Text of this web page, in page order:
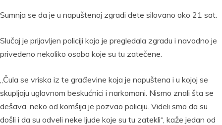
Sumnja se da je u napuštenoj zgradi dete silovano oko 21 sat.
Slučaj je prijavljen policiji koja je pregledala zgradu i navodno je
privedeno nekoliko osoba koje su tu zatečene.
„Čula se vriska iz te građevine koja je napuštena i u kojoj se
skupljaju uglavnom beskućnici i narkomani. Nismo znali šta se
dešava, neko od komšija je pozvao policiju. Videli smo da su
došli i da su odveli neke ljude koje su tu zatekli“, kaže jedan od